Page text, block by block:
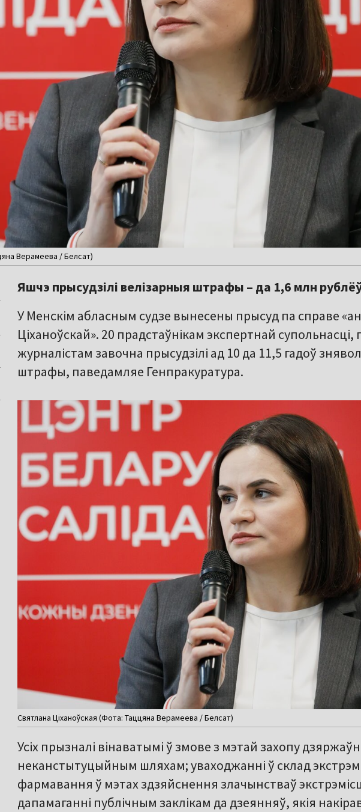
Верамеева / Белсат)
Яшчэ прысудзілі велізарныя штрафы – да 1,6 млн
У Менскім абласным судзе вынесены прысуд па справе
Ціханоўскай». 20 прадстаўнікам экспертнай супольнасці,
журналістам завочна прысудзілі ад 10 да 11,5 гадоў
штрафы, паведамляе Генпракуратура.
Святлана Ціханоўская (Фота: Таццяна Верамеева / Белсат)
Усіх прызналі вінаватымі ў змове з мэтай захопу
неканстытуцыйным шляхам; уваходжанні ў склад
фармавання ў мэтах здзяйснення злачынстваў
дапамаганні публічным заклікам да дзеянняў, якія